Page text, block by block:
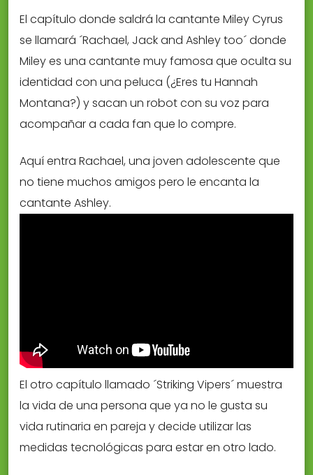
El capítulo donde saldrá la cantante Miley Cyrus
se llamará ´Rachael, Jack and Ashley too´ donde
Miley es una cantante muy famosa que oculta su
identidad con una peluca (¿Eres tu Hannah
Montana?) y sacan un robot con su voz para
acompañar a cada fan que lo compre.
Aquí entra Rachael, una joven adolescente que
no tiene muchos amigos pero le encanta la
cantante Ashley.
El otro capítulo llamado ´Striking Vipers´ muestra
la vida de una persona que ya no le gusta su
vida rutinaria en pareja y decide utilizar las
medidas tecnológicas para estar en otro lado.